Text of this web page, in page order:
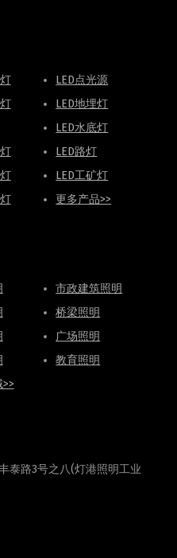
LED点光源
LED地埋灯
LED水底灯
LED路灯
LED工矿灯
更多产品>>
市政建筑照明
桥梁照明
广场照明
教育照明
泰路3号之八(灯港照明工业